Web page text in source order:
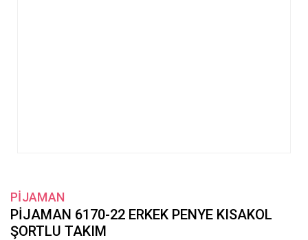
PİJAMAN
PİJAMAN 6170-22 ERKEK PENYE KISAKOL
ŞORTLU TAKIM